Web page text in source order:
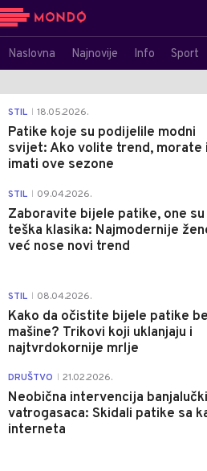
Naslovna Najnovije Info Sport
STIL 18.05.2026.
Patike koje su podijelile modni
svijet: Ako volite trend, morate
imati ove sezone
STIL 09.04.2026.
Zaboravite bijele patike, one su
teška klasika: Najmodernije
već nose novi trend
STIL 08.04.2026.
Kako da očistite bijele patike
mašine? Trikovi koji uklanjaju i
najtvrdokornije mrlje
DRUŠTVO 21.02.2026.
Neobična intervencija
vatrogasaca: Skidali patike sa
interneta